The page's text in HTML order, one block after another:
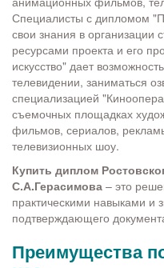
Специалисты с дипломом
свои знания в
ресурсами проекта и его
искусство" дает
телевидении, заниматься
специализацией
съемочных площадках
фильмов, сериалов,
телевизионных шоу.
Купить диплом
С.А.Герасимова – это
практическими навыками и
подтверждающего
Преимущества